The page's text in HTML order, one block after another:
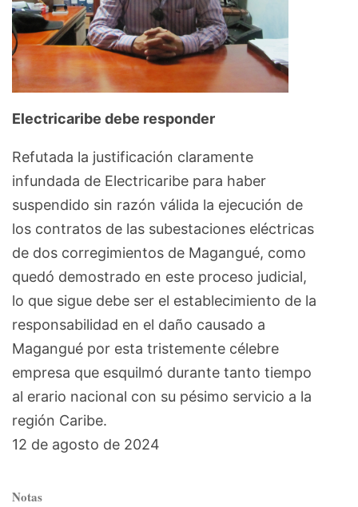
Electricaribe debe responder
Refutada la justificación claramente
infundada de Electricaribe para haber
suspendido sin razón válida la ejecución de
los contratos de las subestaciones eléctricas
de dos corregimientos de Magangué, como
quedó demostrado en este proceso judicial,
lo que sigue debe ser el establecimiento de la
responsabilidad en el daño causado a
Magangué por esta tristemente célebre
empresa que esquilmó durante tanto tiempo
al erario nacional con su pésimo servicio a la
región Caribe.
12 de agosto de 2024
Notas